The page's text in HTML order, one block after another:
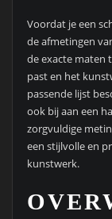
Voordat je een
de afmetingen
de exacte maten
past en het
passende lijst
ook bij aan een
zorgvuldige
een stijlvolle en
kunstwerk.